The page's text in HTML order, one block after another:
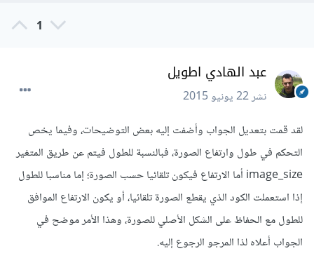
1
عبد الهادي اطويل
نشر22 يونيو 2015
لقد قمت بتعديل الجواب وأضفت إليه بعض التوضيحات، وفيما يخص
التحكم في طول وارتفاع الصورة، فبالنسبة للطول فيتم عن طريق المتغير
image_size أما الارتفاع فيكون تلقائيا حسب الصورة؛ إما مناسبا للطول
إذا استعملت الكود الذي يقطع الصورة تلقائيا، أو يكون الارتفاع الموافق
للطول مع الحفاظ على الشكل الأصلي للصورة، وهذا الأمر موضح في
الجواب أعلاه لذا المرجو الرجوع إليه.